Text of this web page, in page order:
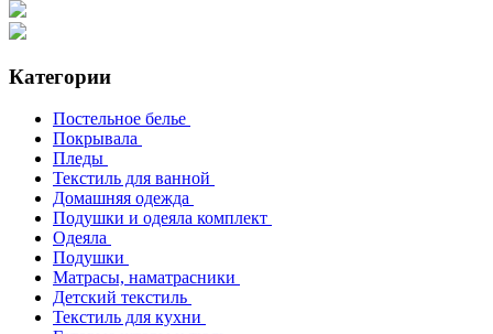
Категории
Постельное белье
Покрывала
Пледы
Текстиль для ванной
Домашняя одежда
Подушки и одеяла комплект
Одеяла
Подушки
Матрасы, наматрасники
Детский текстиль
Текстиль для кухни